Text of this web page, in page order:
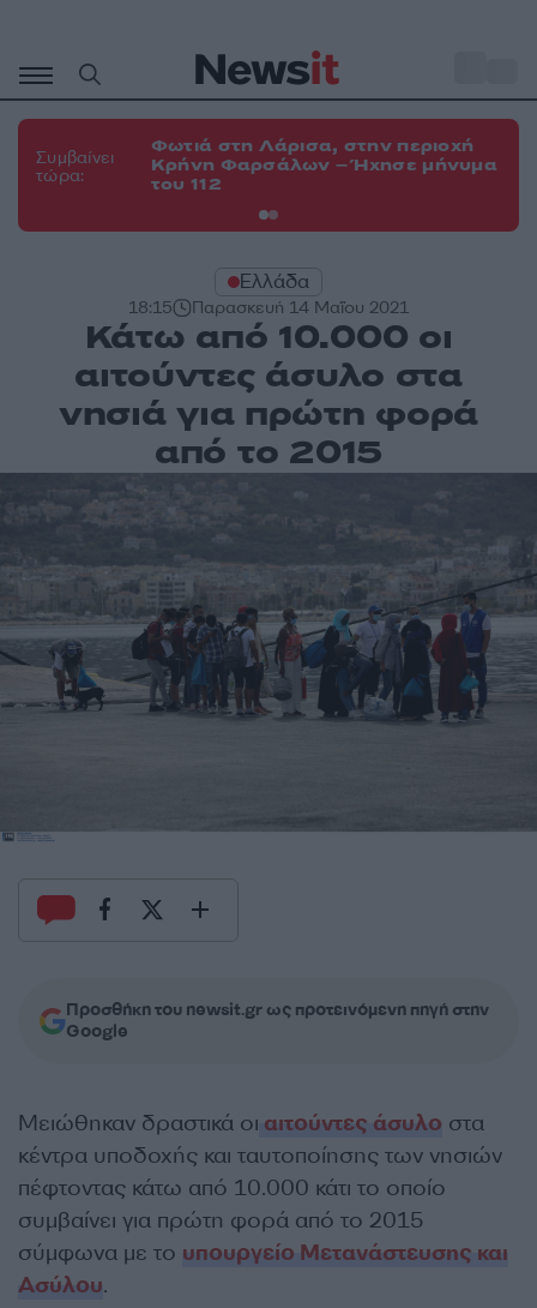
περιεχόμενο
Συμβαίνει
τώρα:
Φωτιά στη Λάρισα, στην περιοχή
Κρήνη Φαρσάλων – Ήχησε μήνυμα
του 112
Ελλάδα
18:15 Παρασκευή 14 Μαΐου 2021
Κάτω από 10.000 οι
αιτούντες άσυλο στα
νησιά για πρώτη φορά
από το 2015
Προσθήκη του newsit.gr ως προτεινόμενη πηγή στην
Google
Μειώθηκαν δραστικά οι αιτούντες άσυλο στα
κέντρα υποδοχής και ταυτοποίησης των νησιών
πέφτοντας κάτω από 10.000 κάτι το οποίο
συμβαίνει για πρώτη φορά από το 2015
σύμφωνα με το υπουργείο Μετανάστευσης και
Ασύλου.